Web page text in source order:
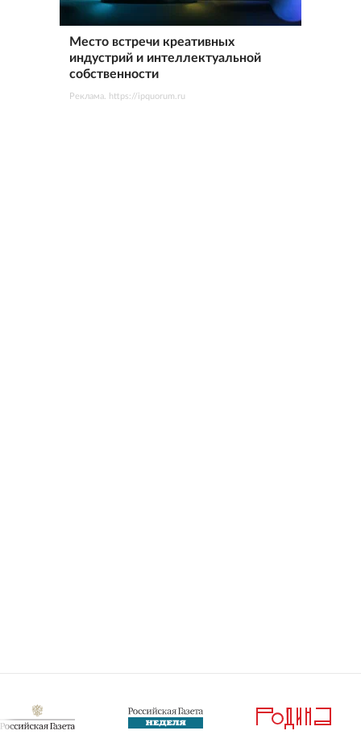
Место встречи креативных
индустрий и интеллектуальной
собственности
Реклама. https://ipquorum.ru